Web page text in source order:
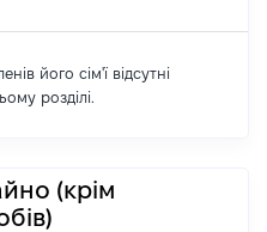
його сім'ї відсутні
розділі.
(крім